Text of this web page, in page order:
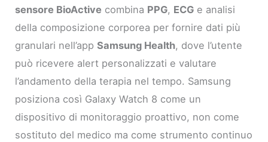
sensore BioActive combina PPG, ECG e analisi
della composizione corporea per fornire dati più
granulari nell’appSamsung Health, dove l’utente
può ricevere alert personalizzati e valutare
l’andamento della terapia nel tempo. Samsung
posiziona così Galaxy Watch 8 come un
dispositivo di monitoraggio proattivo, non come
sostituto del medico ma come strumento continuo